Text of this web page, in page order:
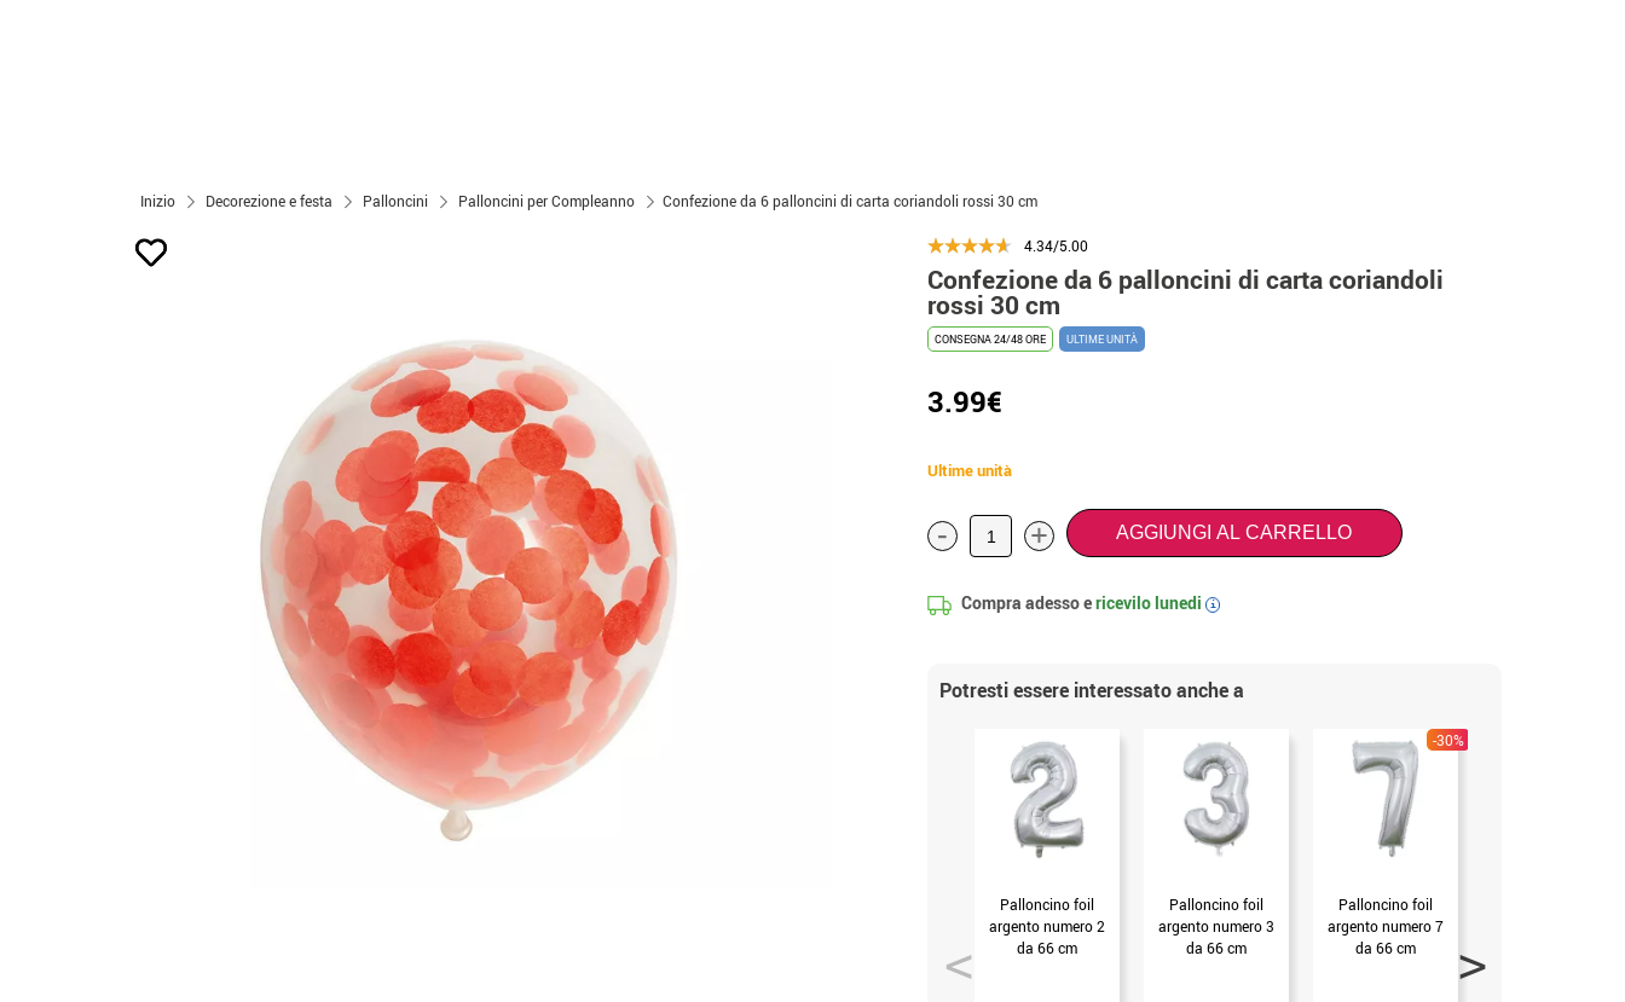
Inizio Decorezione e festa Palloncini Palloncini per Compleanno Confezione da 6 palloncini di carta coriandoli rossi 30 cm
4.34/5.00
Confezione da 6 palloncini di carta coriandoli
rossi 30 cm
CONSEGNA 24/48 ORE ULTIME UNITÀ
3.99€
Ultime unità
- + AGGIUNGI AL CARRELLO
Compra adesso ericevilolunedi i
Potresti essere interessato anche a
Palloncino foil
argento numero 2
da 66 cm
Palloncino foil
argento numero 3
da 66 cm
-30%
Palloncino foil
argento numero 7
da 66 cm